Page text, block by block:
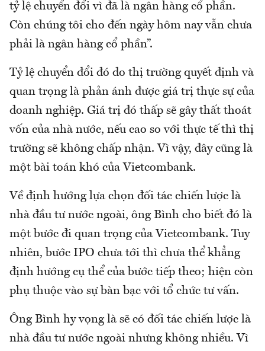
tỷ lệ chuyển đổi vì đã là ngân hàng cổ phần.
Còn chúng tôi cho đến ngày hôm nay vẫn chưa
phải là ngân hàng cổ phần”.
Tỷ lệ chuyển đổi đó do thị trường quyết định và
quan trọng là phản ánh được giá trị thực sự của
doanh nghiệp. Giá trị đó thấp sẽ gây thất thoát
vốn của nhà nước, nếu cao so với thực tế thì thị
trường sẽ không chấp nhận. Vì vậy, đây cũng là
một bài toán khó của Vietcombank.
Về định hướng lựa chọn đối tác chiến lược là
nhà đầu tư nước ngoài, ông Bình cho biết đó là
một bước đi quan trọng của Vietcombank. Tuy
nhiên, bước IPO chưa tới thì chưa thể khẳng
định hướng cụ thể của bước tiếp theo; hiện còn
phụ thuộc vào sự bàn bạc với tổ chức tư vấn.
Ông Bình hy vọng là sẽ có đối tác chiến lược là
nhà đầu tư nước ngoài nhưng không nhiều. Vì